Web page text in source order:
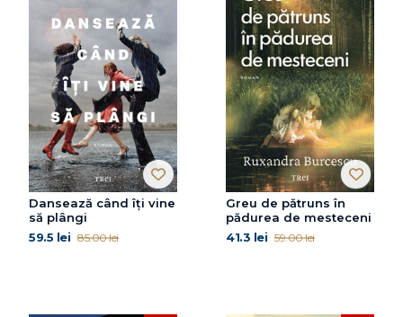
Dansează când îți vine
să plângi
59.5 lei 85.00 lei
Greu de pătruns în
pădurea de mesteceni
41.3 lei 59.00 lei